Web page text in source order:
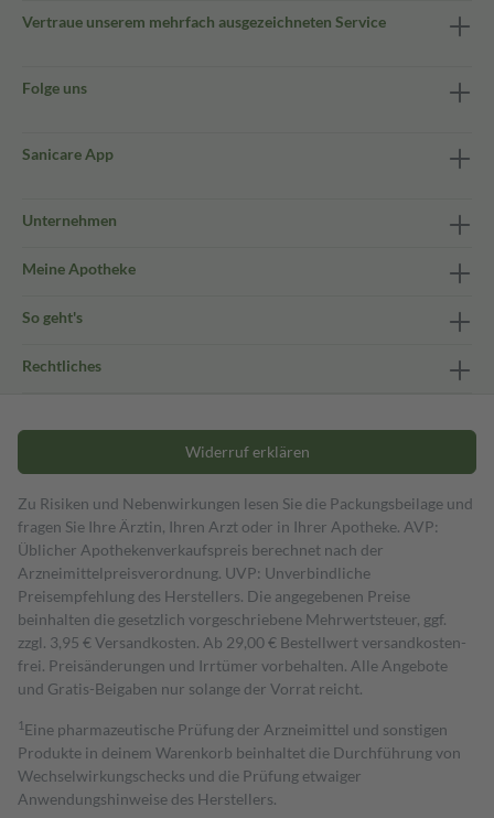
Vertraue unserem mehrfach ausgezeichneten Service
Folge uns
Sanicare App
Unternehmen
Meine Apotheke
So geht's
Rechtliches
Widerruf erklären
Zu Risiken und Nebenwirkungen lesen Sie die Packungsbeilage und
fragen Sie Ihre Ärztin, Ihren Arzt oder in Ihrer Apotheke. AVP:
Üblicher Apothekenverkaufspreis berechnet nach der
Arzneimittelpreisverordnung. UVP: Unverbindliche
Preisempfehlung des Herstellers. Die angegebenen Preise
beinhalten die gesetzlich vorgeschriebene Mehrwertsteuer, ggf.
zzgl. 3,95 € Versandkosten. Ab 29,00 € Bestell­wert versand­kosten­
frei. Preisänderungen und Irrtümer vorbehalten. Alle Angebote
und Gratis-Beigaben nur solange der Vorrat reicht.
1 Eine pharmazeutische Prüfung der Arzneimittel und sonstigen
Produkte in deinem Warenkorb beinhaltet die Durchführung von
Wechselwirkungschecks und die Prüfung etwaiger
Anwendungshinweise des Herstellers.